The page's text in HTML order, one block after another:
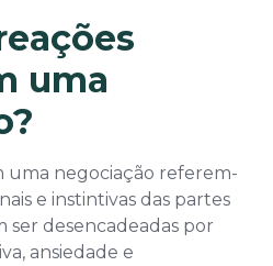
uma
uma negociação referem-
e instintivas das partes
ser desencadeadas por
ansiedade e